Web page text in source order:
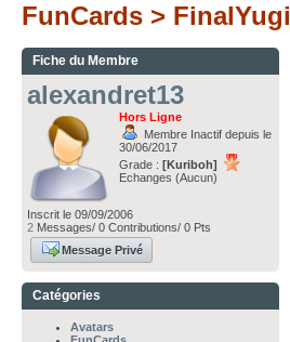
FunCards > FinalYugi
Fiche du Membre
alexandret13
Hors Ligne
Membre Inactif depuis le
30/06/2017
Grade : [Kuriboh]
Echanges (Aucun)
Inscrit le 09/09/2006
2 Messages/ 0 Contributions/ 0 Pts
Message Privé
Catégories
Avatars